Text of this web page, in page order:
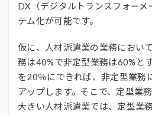
DX（デジタルトランスフォーメ
テム化が可能です。
仮に、人材派遣業の業務におい
務は40%で非定型業務は60%と
を20％にできれば、非定型業務
アップします。そこで、定型業
大きい人材派遣業では、定型業